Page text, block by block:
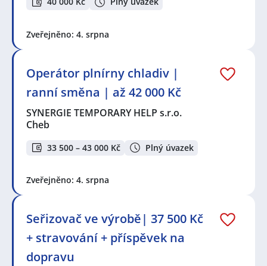
Zveřejněno: 4. srpna
Operátor plnírny chladiv |
ranní směna | až 42 000 Kč
SYNERGIE TEMPORARY HELP s.r.o.
Cheb
33 500 – 43 000 Kč Plný úvazek
Zveřejněno: 4. srpna
Seřizovač ve výrobě| 37 500 Kč
+ stravování + příspěvek na
dopravu